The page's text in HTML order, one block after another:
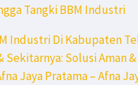
Tangki BBM Industri
Industri Di Kabupaten
Sekitarnya: Solusi Aman
Jaya Pratama – Afna